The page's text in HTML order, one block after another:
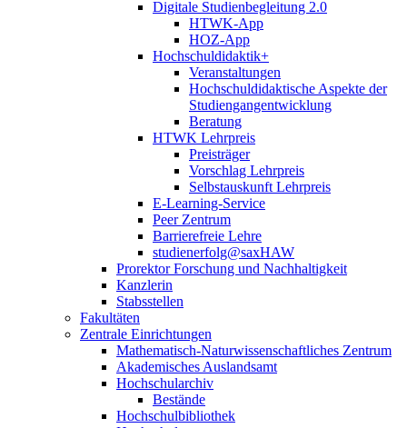
Digitale Studienbegleitung 2.0
HTWK-App
HOZ-App
Hochschuldidaktik+
Veranstaltungen
Hochschuldidaktische Aspekte der
Studiengangentwicklung
Beratung
HTWK Lehrpreis
Preisträger
Vorschlag Lehrpreis
Selbstauskunft Lehrpreis
E-Learning-Service
Peer Zentrum
Barrierefreie Lehre
studienerfolg@saxHAW
Prorektor Forschung und Nachhaltigkeit
Kanzlerin
Stabsstellen
Fakultäten
Zentrale Einrichtungen
Mathematisch-Naturwissenschaftliches Zentrum
Akademisches Auslandsamt
Hochschularchiv
Bestände
Hochschulbibliothek